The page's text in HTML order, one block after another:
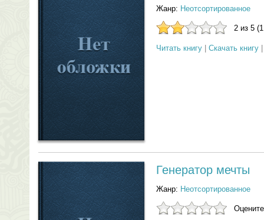
Жанр: Неотсортированное
2 из 5
Читать книгу Скачать книгу
Генератор мечты
Жанр: Неотсортированное